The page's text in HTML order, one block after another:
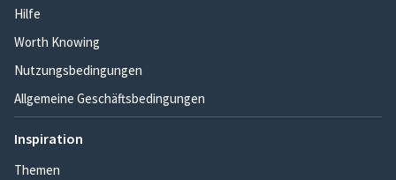
Hilfe
Worth Knowing
Nutzungsbedingungen
Allgemeine Geschäftsbedingungen
Inspiration
Themen